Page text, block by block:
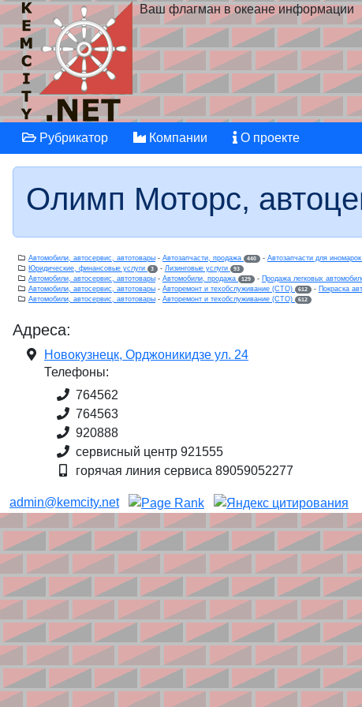
Ваш флагман в океане информации
Рубрикатор Компании О проекте
Олимп Моторс,
Автомобили, автосервис, автотовары - Автозапчасти, продажа 440 - Автозапчасти для иномарок
Юридические, финансовые услуги 3 - Лизинговые услуги 93
Автомобили, автосервис, автотовары - Автомобили, продажа 129 - Продажа легковых
Автомобили, автосервис, автотовары - Авторемонт и техобслуживание (СТО) 612 - Покраска
Автомобили, автосервис, автотовары - Авторемонт и техобслуживание (СТО) 612
Адреса:
Новокузнецк, Орджоникидзе ул. 24
Телефоны:
764562
764563
920888
сервисный центр 921555
горячая линия сервиса 89059052277
admin@kemcity.net